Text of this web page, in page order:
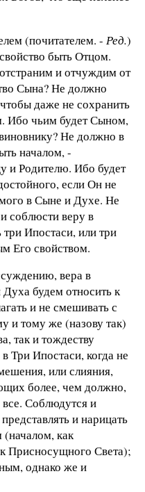
(почитателем. - Ред.)
быть Отцом.
и отчуждим от
Сына? Не должно
даже не сохранить
Ибо чьим будет Сыном,
Не должно в
началом, -
и Родителю. Ибо будет
если Он не
в Сыне и Духе. Не
соблюсти веру в
Ипостаси, или три
Его свойством.
вера в
будем относить к
и не смешивать с
и тому же (назову так)
так и тождеству
Три Ипостаси, когда не
или слияния,
более, чем должно,
Соблюдутся и
и нарицать
как
Присносущного Света);
однако же и